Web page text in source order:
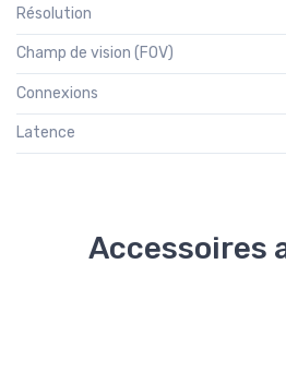
Résolution
Champ de vision (FOV)
Connexions
Latence
Accessoires